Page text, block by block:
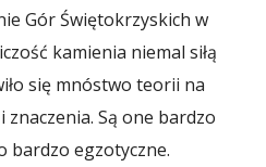
Gór Świętokrzyskich w
kamienia niemal siłą
się mnóstwo teorii na
Są one bardzo
bardzo egzotyczne.